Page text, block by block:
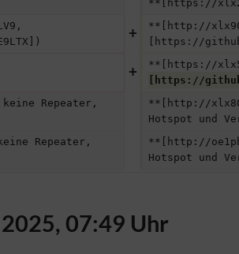
**[https://
**[http://
[https://
**[https://
[https://
Repeater,
**[http://
Hotspot und
Repeater,
**[http://
Hotspot und
07:49 Uhr